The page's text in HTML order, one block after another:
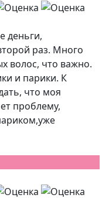
деньги,
раз. Много
волос, что важно.
и парики. К
что моя
проблему,